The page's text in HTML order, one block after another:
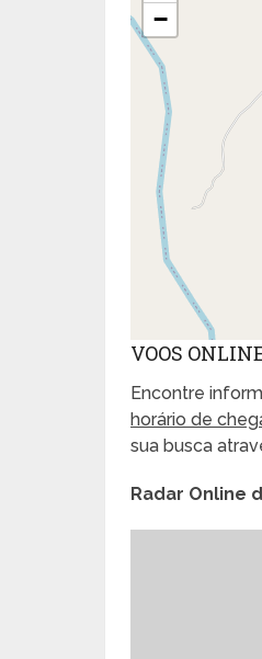
−
VOOS
Encontre
horário de
sua busca
Radar Online